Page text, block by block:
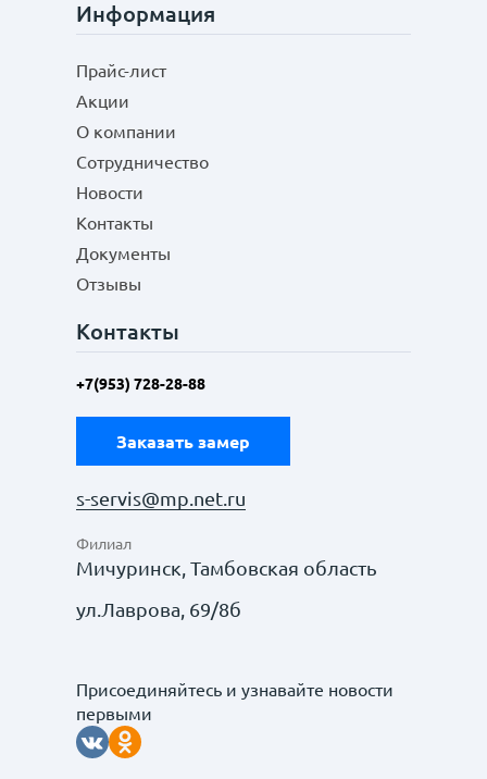
Информация
Прайс-лист
Акции
О компании
Сотрудничество
Новости
Контакты
Документы
Отзывы
Контакты
+7(953) 728-28-88
Заказать замер
s-servis@mp.net.ru
Филиал
Мичуринск, Тамбовская область
ул.Лаврова, 69/8б
Присоединяйтесь и узнавайте новости
первыми